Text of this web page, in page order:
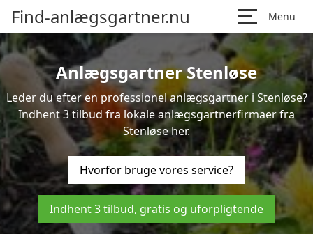
Find-anlægsgartner.nu Menu
Anlægsgartner Stenløse
Leder du efter en professionel anlægsgartner i Stenløse?
Indhent 3 tilbud fra lokale anlægsgartnerfirmaer fra
Stenløse her.
Hvorfor bruge vores service?
Indhent 3 tilbud, gratis og uforpligtende